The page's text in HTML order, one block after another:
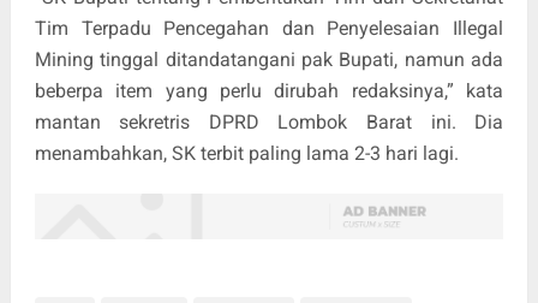
Tim Terpadu Pencegahan dan Penyelesaian Illegal
Mining tinggal ditandatangani pak Bupati, namun ada
beberpa item yang perlu dirubah redaksinya,” kata
mantan sekretris DPRD Lombok Barat ini. Dia
menambahkan, SK terbit paling lama 2-3 hari lagi.